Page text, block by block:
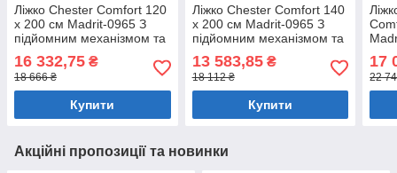
Ліжко Chester Comfort 120
х 200 см Madrit-0965 З
підйомним механізмом та
нішою для білизни
Фіолетовий
16 332,75 ₴
18 666 ₴
Купити
Ліжко Chester Comfort 140
х 200 см Madrit-0965 З
підйомним механізмом та
нішою для білизни
Фіолетовий
13 583,85₴
18 112 ₴
Купити
17
22
Акційні пропозиції та новинки